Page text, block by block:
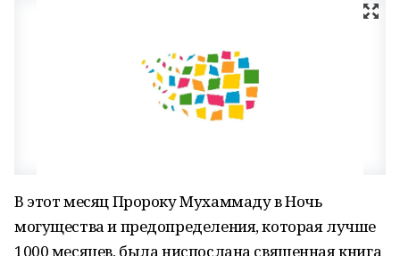
В этот месяц Пророку Мухаммаду в Ночь
могущества и предопределения, которая лучше
1000 месяцев, была ниспослана священная книга